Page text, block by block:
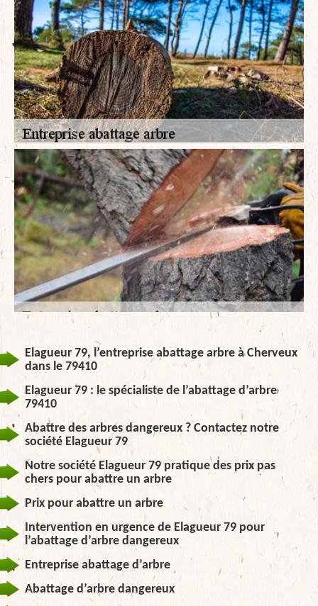
Elagueur 79, l’entreprise abattage arbre à Cherveux
dans le 79410
Elagueur 79 : le spécialiste de l’abattage d’arbre
79410
Abattre des arbres dangereux ? Contactez notre
société Elagueur 79
Notre société Elagueur 79 pratique des prix pas
chers pour abattre un arbre
Prix pour abattre un arbre
Intervention en urgence de Elagueur 79 pour
l’abattage d’arbre dangereux
Entreprise abattage d’arbre
Abattage d’arbre dangereux